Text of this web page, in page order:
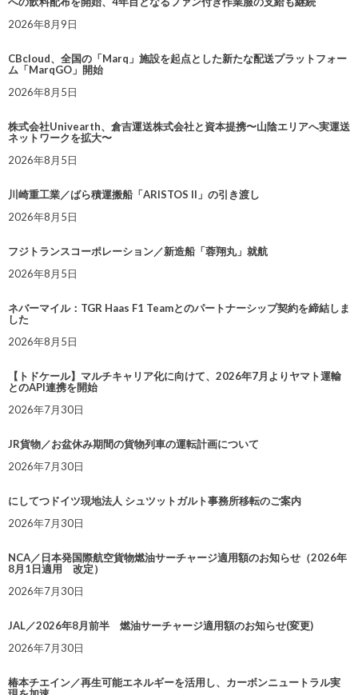
2026年8月9日
CBcloud、全国の「Marq」施設を起点とした新たな配送プラットフォー
ム「MarqGO」開始
2026年8月5日
株式会社Univearth、倉吉運送株式会社と資本提携〜山陰エリアへ実運送
ネットワークを拡大〜
2026年8月5日
川崎重工業／ばら積運搬船「ARISTOS II」の引き渡し
2026年8月5日
フジトランスコーポレーション／新造船「蓉翔丸」就航
2026年8月5日
ネバーマイル：TGR Haas F1 Teamとのパートナーシップ契約を締結しま
した
2026年8月5日
【トドケール】マルチキャリア化に向けて、2026年7月よりヤマト運輸
とのAPI連携を開始
2026年7月30日
JR貨物／お盆休み期間の貨物列車の運転計画について
2026年7月30日
にしてつドイツ現地法人 シュツットガルト事務所移転のご案内
2026年7月30日
NCA／日本発国際航空貨物燃油サーチャージ適用額のお知らせ（2026年
8月1日適用 改定）
2026年7月30日
JAL／2026年8月前半 燃油サーチャージ適用額のお知らせ(変更)
2026年7月30日
椿本チエイン／再生可能エネルギーを活用し、カーボンニュートラル実